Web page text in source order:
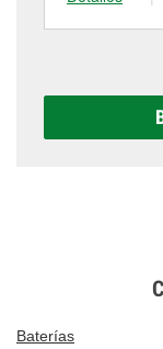
Baterías